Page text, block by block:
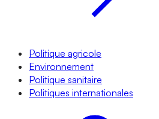
Politique agricole
Environnement
Politique sanitaire
Politiques internationales